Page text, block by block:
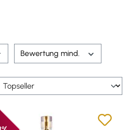
Bewertung mind.